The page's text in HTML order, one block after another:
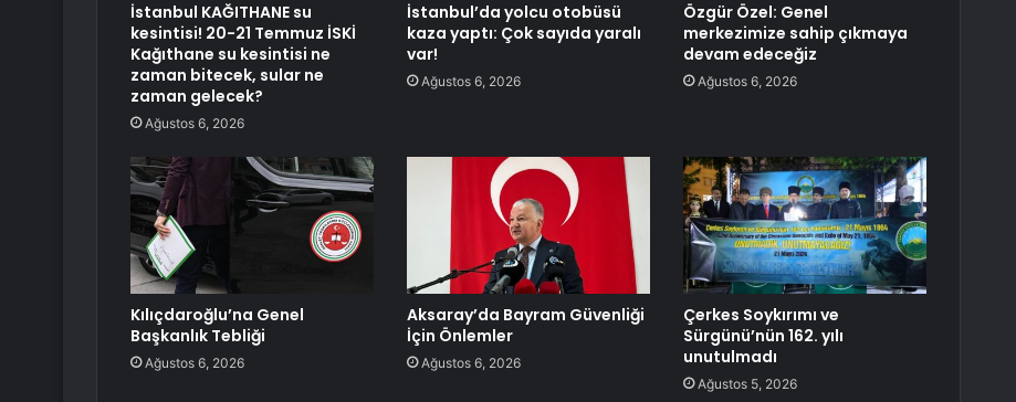
İstanbul KAĞITHANE su
kesintisi! 20-21 Temmuz İSKİ
Kağıthane su kesintisi ne
zaman bitecek, sular ne
zaman gelecek?
Ağustos 6, 2026
İstanbul’da yolcu otobüsü
kaza yaptı: Çok sayıda yaralı
var!
Ağustos 6, 2026
Özgür Özel: Genel
merkezimize sahip çıkmaya
devam edeceğiz
Ağustos 6, 2026
Kılıçdaroğlu’na Genel
Başkanlık Tebliği
Ağustos 6, 2026
Aksaray’da Bayram Güvenliği
İçin Önlemler
Ağustos 6, 2026
Çerkes Soykırımı ve
Sürgünü’nün 162. yılı
unutulmadı
Ağustos 5, 2026